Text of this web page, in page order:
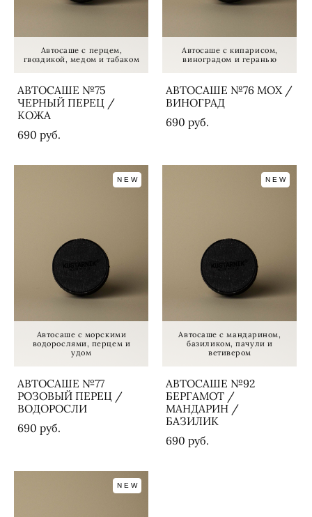
Автосаше с перцем,
гвоздикой, медом и табаком
АВТОСАШЕ №75
ЧЕРНЫЙ ПЕРЕЦ /
КОЖА
690 pуб.
Автосаше с кипарисом,
виноградом и геранью
АВТОСАШЕ №76 МОХ /
ВИНОГРАД
690 pуб.
NEW
Автосаше с морскими
водорослями, перцем и
удом
АВТОСАШЕ №77
РОЗОВЫЙ ПЕРЕЦ /
ВОДОРОСЛИ
690 pуб.
NEW
Автосаше с мандарином,
базиликом, пачули и
ветивером
АВТОСАШЕ №92
БЕРГАМОТ /
МАНДАРИН /
БАЗИЛИК
690 pуб.
NEW